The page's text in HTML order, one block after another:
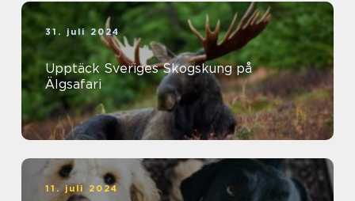
31. juli 2024
Upptäck Sveriges Skogskung på
Älgsafari
11. juli 2024